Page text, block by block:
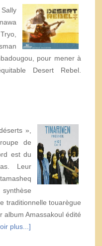
pour mener à
Desert Rebel.
»,
de
est du
Leur
traditionnelle touarègue
album Amassakoul édité
plus...]